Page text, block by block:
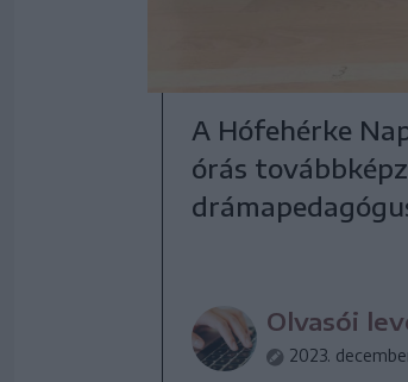
A Hófehérke
órás
Olvasói
2023.